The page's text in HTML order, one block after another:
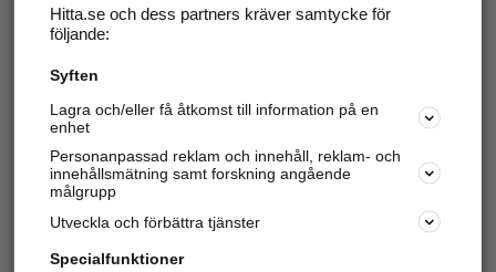
Svara på och hantera dina omdömen
Har du redan verifierat ditt företag? Logga in
Hitta.se och dess partners kräver samtycke för
följande:
Syften
Lagra och/eller få åtkomst till information på en
enhet
Personanpassad reklam och innehåll, reklam- och
innehållsmätning samt forskning angående
målgrupp
Utveckla och förbättra tjänster
Specialfunktioner